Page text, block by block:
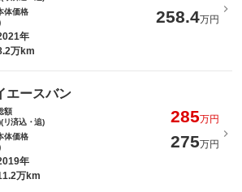
体価格
258.4万円
年
万km
エースバン
額
リ済込・追)
285万円
体価格
275万円
年
万km